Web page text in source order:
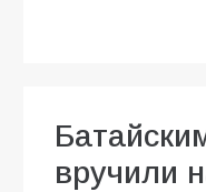
вручили